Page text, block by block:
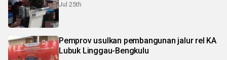
Jul 25th
Pemprov usulkan pembangunan jalur rel KA
Lubuk Linggau-Bengkulu